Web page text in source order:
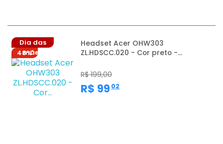
Dia das
mães
48%
Headset Acer OHW303
ZL.HDSCC.020 - Cor preto -...
R$ 199,00
R$ 99 ,02